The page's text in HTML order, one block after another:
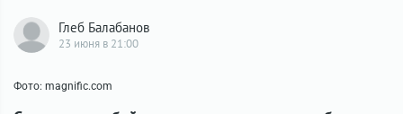
Глеб Балабанов
23 июня в 21:00
Фото: magnific.com